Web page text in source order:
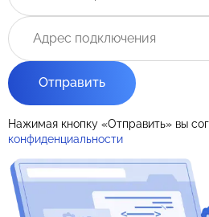
Отправить
Нажимая кнопку «Отправить» вы
конфиденциальности